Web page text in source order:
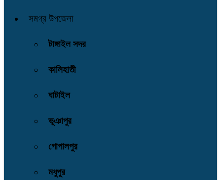
সমগ্র উপজেলা
টাঙ্গাইল সদর
কালিহাতী
ঘাটাইল
ভূঞাপুর
গোপালপুর
মধুপুর